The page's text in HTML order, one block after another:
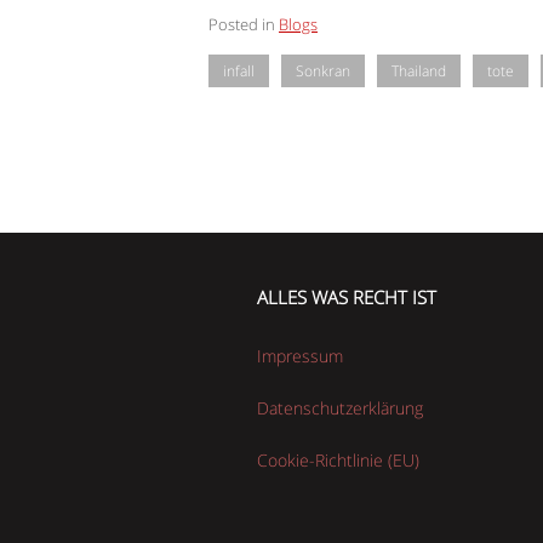
Posted in Blogs
infall Sonkran Thailand tote
ALLES WAS RECHT IST
Impressum
Datenschutzerklärung
Cookie-Richtlinie (EU)